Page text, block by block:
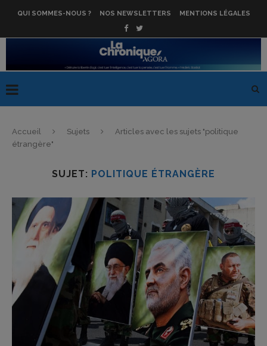
QUI SOMMES-NOUS ? NOS NEWSLETTERS MENTIONS LÉGALES
Accueil Sujets
Articles avec les sujets "politique
étrangère"
SUJET: POLITIQUE ÉTRANGÈRE